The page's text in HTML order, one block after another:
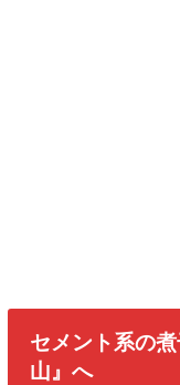
セメント系の
山』へ